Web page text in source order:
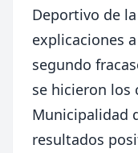
Deportivo de
explicaciones
segundo
se hicieron los
Municipalidad
resultados